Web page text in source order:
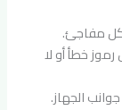
مفاجئ.
خطأ أو لا
الجهاز.